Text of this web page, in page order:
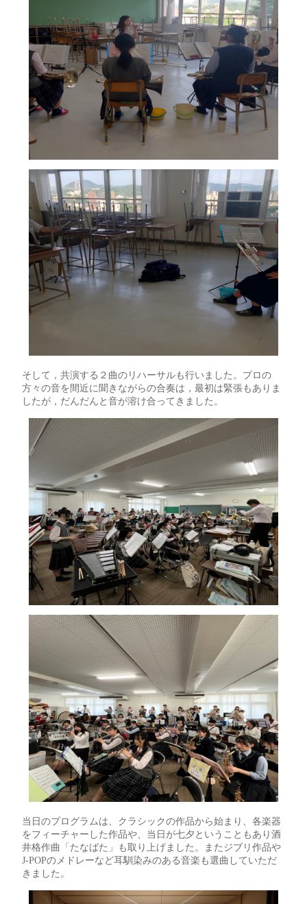
そして，共演する２曲のリハーサルも行いました。プロの
方々の音を間近に聞きながらの合奏は，最初は緊張もありま
したが，だんだんと音が溶け合ってきました。
当日のプログラムは、クラシックの作品から始まり、各楽器
をフィーチャーした作品や、当日が七夕ということもあり酒
井格作曲「たなばた」も取り上げました。またジブリ作品や
J-POPのメドレーなど耳馴染みのある音楽も選曲していただ
きました。